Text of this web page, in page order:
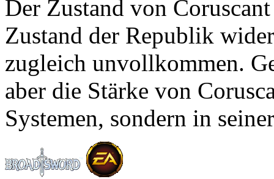
Der Zustand von
Zustand der Republik
zugleich unvollkommen.
aber die Stärke von
Systemen, sondern in